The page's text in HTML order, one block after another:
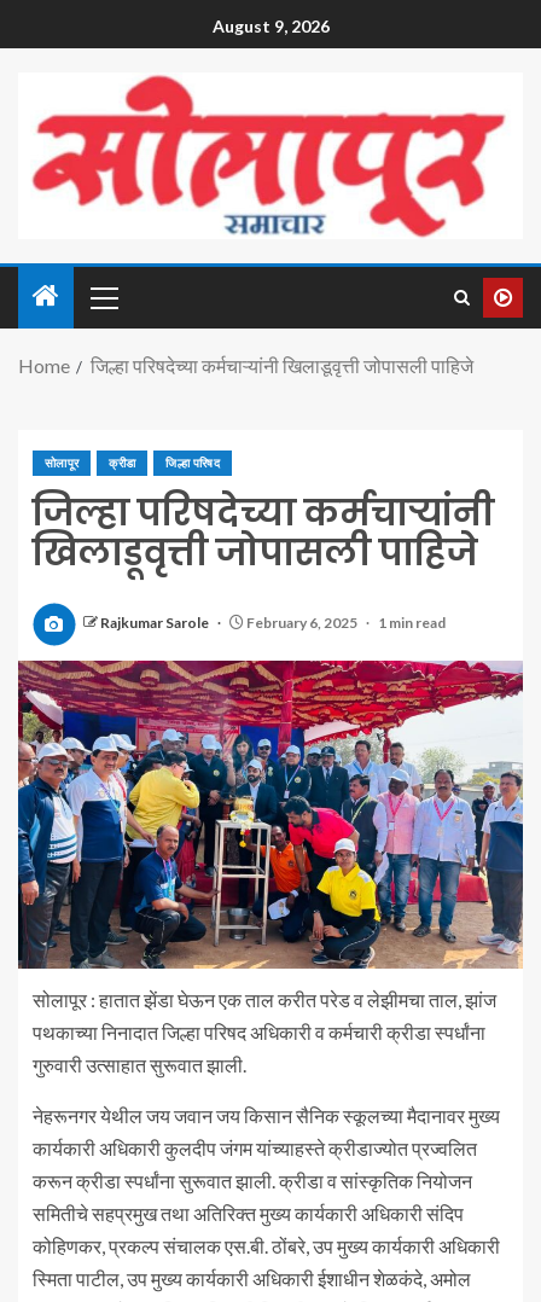
August 9, 2026
Home जिल्हा परिषदेच्या कर्मचाऱ्यांनी खिलाडूवृत्ती जोपासली पाहिजे
सोलापूर क्रीडा जिल्हा परिषद
जिल्हा परिषदेच्या कर्मचाऱ्यांनी
खिलाडूवृत्ती जोपासली पाहिजे
Rajkumar Sarole February 6, 2025 1 min read
सोलापूर : हातात झेंडा घेऊन एक ताल करीत परेड व लेझीमचा ताल, झांज
पथकाच्या निनादात जिल्हा परिषद अधिकारी व कर्मचारी क्रीडा स्पर्धांना
गुरुवारी उत्साहात सुरूवात झाली.
नेहरूनगर येथील जय जवान जय किसान सैनिक स्कूलच्या मैदानावर मुख्य
कार्यकारी अधिकारी कुलदीप जंगम यांच्याहस्ते क्रीडाज्योत प्रज्वलित
करून क्रीडा स्पर्धांना सुरूवात झाली. क्रीडा व सांस्कृतिक नियोजन
समितीचे सहप्रमुख तथा अतिरिक्त मुख्य कार्यकारी अधिकारी संदिप
कोहिणकर, प्रकल्प संचालक एस.बी. ठोंबरे, उप मुख्य कार्यकारी अधिकारी
स्मिता पाटील, उप मुख्य कार्यकारी अधिकारी ईशाधीन शेळकंदे, अमोल